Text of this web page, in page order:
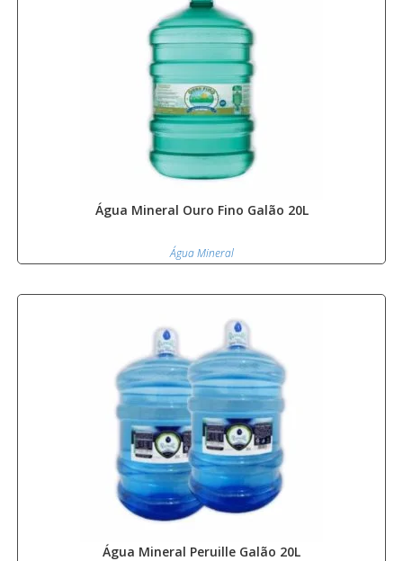
Água Mineral Ouro Fino Galão 20L
Água Mineral
Água Mineral Peruille Galão 20L